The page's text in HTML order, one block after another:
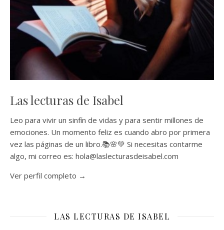
Las lecturas de Isabel
Leo para vivir un sinfín de vidas y para sentir millones de
emociones. Un momento feliz es cuando abro por primera
vez las páginas de un libro.📚🌸💚 Si necesitas contarme
algo, mi correo es: hola@laslecturasdeisabel.com
Ver perfil completo →
LAS LECTURAS DE ISABEL